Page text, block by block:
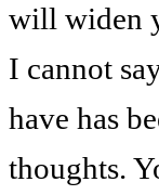
will widen
I cannot
have has
thoughts.